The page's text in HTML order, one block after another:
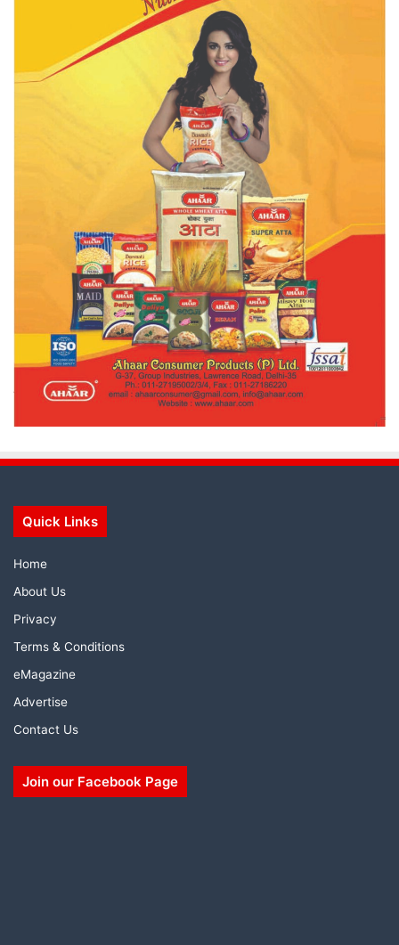
Quick Links
Home
About Us
Privacy
Terms & Conditions
eMagazine
Advertise
Contact Us
Join our Facebook Page